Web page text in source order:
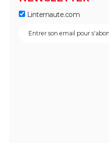
Linternaute.com